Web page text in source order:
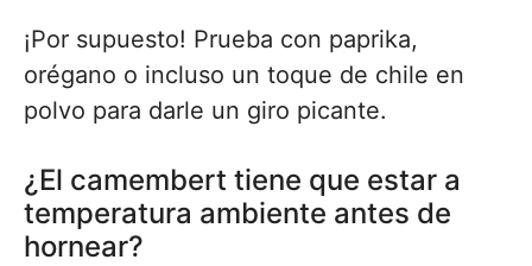
¡Por supuesto! Prueba con paprika,
orégano o incluso un toque de chile en
polvo para darle un giro picante.
¿El camembert tiene que estar a
temperatura ambiente antes de
hornear?